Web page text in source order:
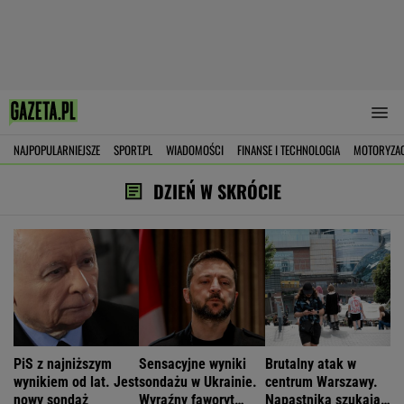
NAJPOPULARNIEJSZE SPORT.PL WIADOMOŚCI FINANSE I TECHNOLOGIA
DZIEŃ W SKRÓCIE
PiS z najniższym
wynikiem od lat. Jest
nowy sondaż
Sensacyjne wyniki
sondażu w Ukrainie.
Wyraźny faworyt
Brutalny atak w
centrum Warszawy.
Napastnika szukają